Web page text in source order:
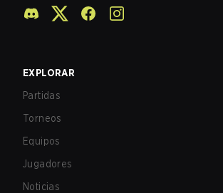
EXPLORAR
Partidas
Torneos
Equipos
Jugadores
Noticias